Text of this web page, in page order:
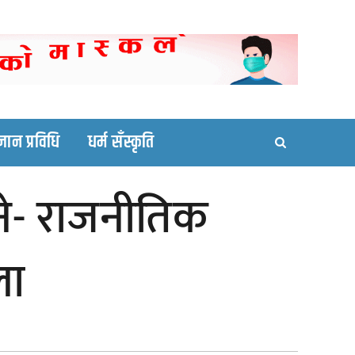
site
प्रविधि धर्म सँस्कृति
राजनीतिक